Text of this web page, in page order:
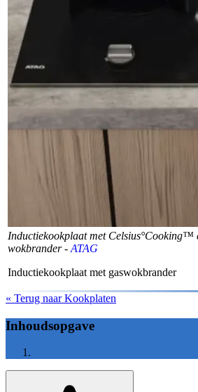
Inductiekookplaat met Celsius°Cooking™
wokbrander - ATAG
Inductiekookplaat met gaswokbrander
« Terug naar Kookplaten
Inhoudsopgave